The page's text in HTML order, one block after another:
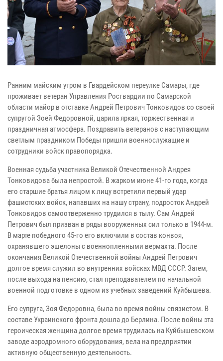
Ранним майским утром в Гвардейском переулке Самары, где
проживает ветеран Управления Росгвардии по Самарской
области майор в отставке Андрей Петрович Тонковидов со своей
супругой Зоей Федоровной, царила яркая, торжественная и
праздничная атмосфера. Поздравить ветеранов с наступающим
светлым праздником Победы пришли военнослужащие и
сотрудники войск правопорядка.
Военная судьба участника Великой Отечественной Андрея
Тонковидова была непростой. В жарком июне 41-го года, когда
его старшие братья лицом к лицу встретили первый удар
фашистских войск, напавших на нашу страну, подросток Андрей
Тонковидов самоотверженно трудился в тылу. Сам Андрей
Петрович был призван в ряды вооруженных сил только в 1944-м.
В марте победного 45-го его включили в состав конвоя,
охранявшего эшелоны с военнопленными вермахта. После
окончания Великой Отечественной войны Андрей Петрович
долгое время служил во внутренних войсках МВД СССР. Затем,
после выхода на пенсию, стал преподавателем по начальной
военной подготовке в одном из учебных заведений Куйбышева.
Его супруга, Зоя Федоровна, была во время войны связистом. В
составе Украинского фронта дошла до Берлина. После войны эта
героическая женщина долгое время трудилась на Куйбышевском
заводе аэродромного оборудования, вела на предприятии
активную общественную деятельность.